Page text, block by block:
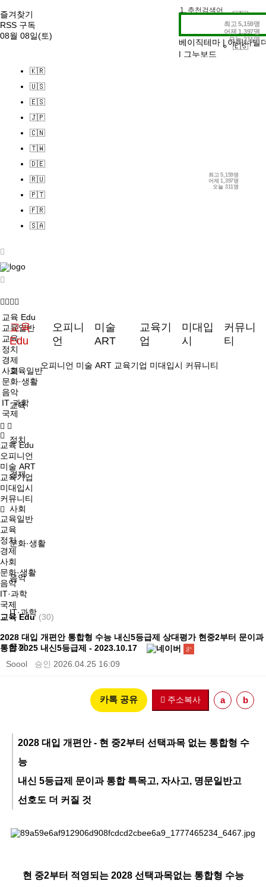
즐겨찾기
RSS 구독
08월 08일(토)
🇰🇷
🇺🇸
🇪🇸
로그인
최고5,159명
어제1,397명
오늘311명
2. 전시정보
베이직테마 | 아미나빌
| 그누보드
🇰🇷
🇺🇸
🇪🇸
🇯🇵
🇨🇳
🇹🇼
🇩🇪
🇷🇺
🇵🇹
🇫🇷
🇸🇦
최고5,159명
어제1,397명
오늘 311명
교육
Edu
교육일반
교육
정치
경제
사회
문화·생활
음악
IT·과학
국제
오피니
언
미술
ART
교육기
업
미대입
시
커뮤니
티
교육 Edu
교육일반
교육
정치
경제
사회
문화·생활
음악
IT·과학
국제
오피니언 미술 ART 교육기업 미대입시 커뮤니티
교육 Edu
오피니언
미술 ART
교육기업
미대입시
커뮤니티
교육일반
교육
정치
경제
사회
문화·생활
음악
IT·과학
국제
교육 Edu (30)
2028 대입 개편안 통합형 수능 내신5등급제 상대평가 현중2부터 문이과
통합 2025 내신5등급제 - 2023.10.17
Soool 승인 2026.04.25 16:09
카톡 공유 주소복사 a b
2028 대입 개편안 - 현 중2부터 선택과목 없는 통합형 수
능
내신 5등급제 문이과 통합 특목고, 자사고, 명문일반고
선호도 더 커질 것
현 중2부터 적영되는 2028 선택과목없는 통합형 수능